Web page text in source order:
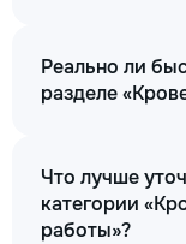
Реально ли
разделе
Что лучше
категории
работы»?